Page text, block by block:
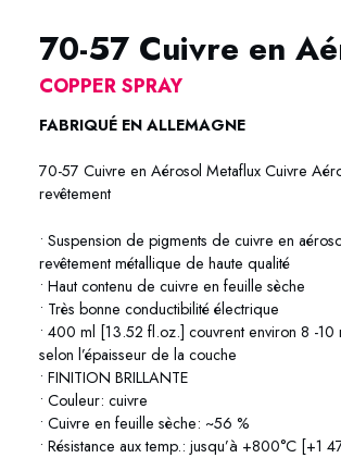
70-57 Cuivre en
COPPER SPRAY
FABRIQUÉ EN ALLEMAGNE
70-57 Cuivre en Aérosol Metaflux Cuivre
revêtement
• Suspension de pigments de cuivre en
revêtement métallique de haute qualité
• Haut contenu de cuivre en feuille sèche
• Très bonne conductibilité électrique
• 400 ml [13.52 fl.oz.] couvrent environ 8 -10
selon l’épaisseur de la couche
• FINITION BRILLANTE
• Couleur: cuivre
• Cuivre en feuille sèche: ~56 %
• Résistance aux temp.: jusqu’à +800°C [+1